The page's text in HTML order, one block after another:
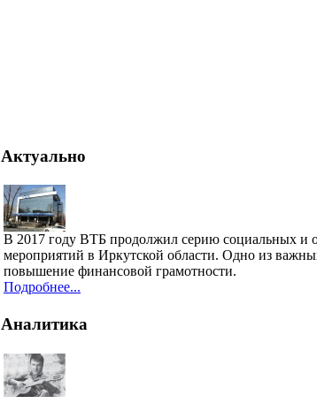
Актуально
В 2017 году ВТБ продолжил серию социальных и
мероприятий в Иркутской области. Одно из
повышение финансовой грамотности.
Подробнее...
Аналитика